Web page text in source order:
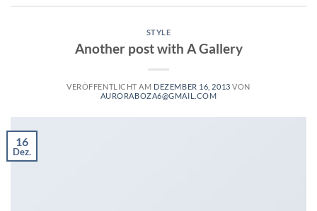
STYLE
Another post with A Gallery
VERÖFFENTLICHT AM DEZEMBER 16, 2013 VON
AURORABOZA6@GMAIL.COM
16
Dez.